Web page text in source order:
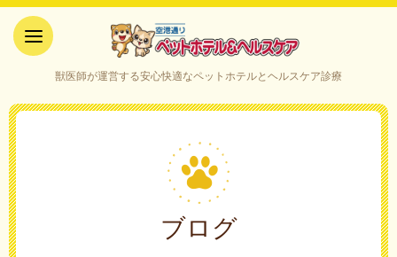
ケア｜山口県宇部市
獣医師が運営する安心快適なペットホテルとヘルスケア診療
ブログ